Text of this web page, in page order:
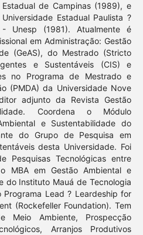
de Campinas (1989), e
Estadual Paulista ?
Unesp (1981). Atualmente é
em Administração: Gestão
(GeAS), do Mestrado (Stricto
e Sustentáveis (CIS) e
no Programa de Mestrado e
(PMDA) da Universidade Nove
adjunto da Revista Gestão
Coordena o Módulo
e Sustentabilidade do
do Grupo de Pesquisa em
desta Universidade. Foi
Pesquisas Tecnológicas entre
MBA em Gestão Ambiental e
do Instituto Mauá de Tecnologia
Lead ? Leardeship for
(Rockefeller Foundation). Tem
Meio Ambiente, Prospecção
Arranjos Produtivos